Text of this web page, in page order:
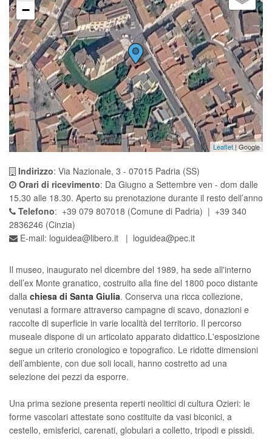
−
Leaflet | Google
Indirizzo: Via Nazionale, 3 - 07015 Padria (SS)
Orari di ricevimento: Da Giugno a Settembre ven - dom dalle
15.30 alle 18.30. Aperto su prenotazione durante il resto dell’anno
Telefono: +39 079 807018 (Comune di Padria) | +39 340
2836246 (Cinzia)
E-mail: loguidea@libero.it | loguidea@pec.it
Il museo, inaugurato nel dicembre del 1989, ha sede all'interno
dell’ex Monte granatico, costruito alla fine del 1800 poco distante
dalla chiesa di Santa Giulia. Conserva una ricca collezione,
venutasi a formare attraverso campagne di scavo, donazioni e
raccolte di superficie in varie località del territorio. Il percorso
museale dispone di un articolato apparato didattico.L'esposizione
segue un criterio cronologico e topografico. Le ridotte dimensioni
dell’ambiente, con due soli locali, hanno costretto ad una
selezione dei pezzi da esporre.
Una prima sezione presenta reperti neolitici di cultura Ozieri: le
forme vascolari attestate sono costituite da vasi biconici, a
cestello, emisferici, carenati, globulari a colletto, tripodi e pissidi.